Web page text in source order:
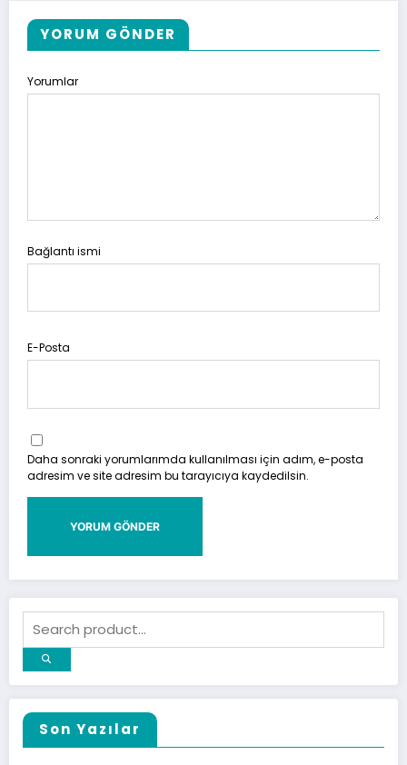
YORUM GÖNDER
Yorumlar
Bağlantı ismi
E-Posta
Daha sonraki yorumlarımda kullanılması için adım, e-posta
adresim ve site adresim bu tarayıcıya kaydedilsin.
Son Yazılar